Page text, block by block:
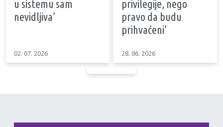
u sistemu sam
nevidljiva’
02. 07. 2026
privilegije, nego
pravo da budu
prihvaćeni’
28. 06. 2026